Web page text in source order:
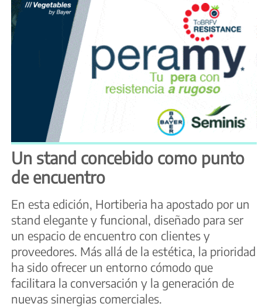
Un stand concebido como punto
de encuentro
En esta edición, Hortiberia ha apostado por un
stand elegante y funcional, diseñado para ser
un espacio de encuentro con clientes y
proveedores. Más allá de la estética, la prioridad
ha sido ofrecer un entorno cómodo que
facilitara la conversación y la generación de
nuevas sinergias comerciales.